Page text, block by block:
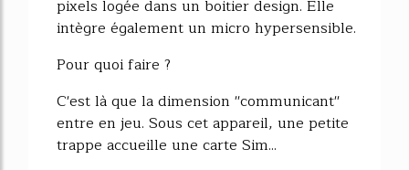
pixels logée dans un boitier design. Elle
intègre également un micro hypersensible.
Pour quoi faire ?
C'est là que la dimension ''communicant''
entre en jeu. Sous cet appareil, une petite
trappe accueille une carte Sim...